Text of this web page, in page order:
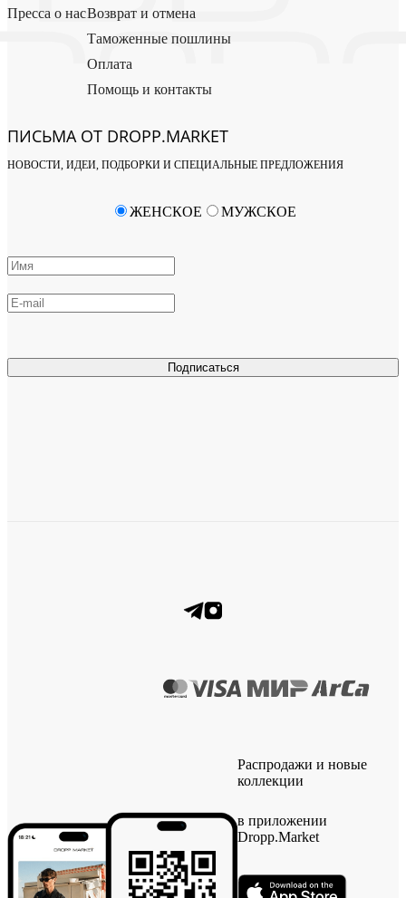
Пресса о насВозврат и отмена
Таможенные пошлины
Оплата
Помощь и контакты
ПИСЬМА ОТ DROPP.MARKET
НОВОСТИ, ИДЕИ, ПОДБОРКИ И СПЕЦИАЛЬНЫЕ ПРЕДЛОЖЕНИЯ
Подписаться
ЖЕНСКОЕ МУЖСКОЕ
Распродажи и новые
коллекции
в приложении
Dropp.Market